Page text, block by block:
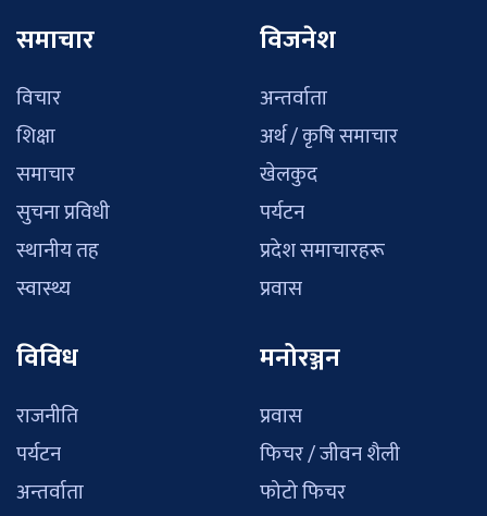
समाचार
विचार
शिक्षा
समाचार
सुचना प्रविधी
स्थानीय तह
स्वास्थ्य
विजनेश
अन्तर्वाता
अर्थ / कृषि समाचार
खेलकुद
पर्यटन
प्रदेश समाचारहरू
प्रवास
विविध
राजनीति
पर्यटन
अन्तर्वाता
मनोरञ्जन
प्रवास
फिचर / जीवन शैली
फोटो फिचर